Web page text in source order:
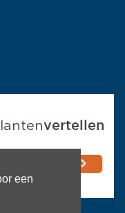
een